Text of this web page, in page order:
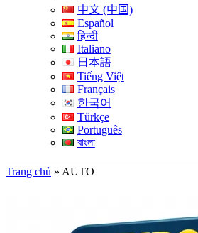
中文 (中国)
Español
हिन्दी
Italiano
日本語
Tiếng Việt
Français
한국어
Türkçe
Português
বাংলা
Trang chủ » AUTO